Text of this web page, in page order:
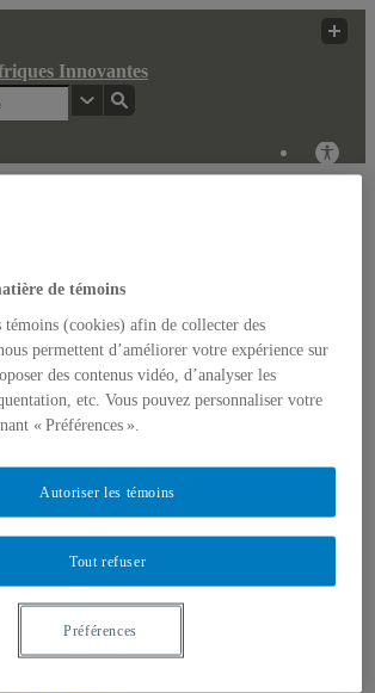
Innovantes
Actualités
COMPARATISTES SUR LES
NON-DOMINANTS EN AFRIQUE ET
Spirit
?
de l’UQÀM
Monia Abdallah
Jean-Jacques Bogui
Bonnie Campbell
de témoins
témoins (cookies) afin de collecter des
permettent d’améliorer votre expérience sur
des contenus vidéo, d’analyser les
etc. Vous pouvez personnaliser votre
« Préférences ».
Tout refuser
Autoriser les témoins
Préférences